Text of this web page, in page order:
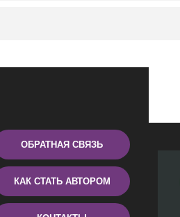
ОБРАТНАЯ СВЯЗЬ
КАК СТАТЬ АВТОРОМ